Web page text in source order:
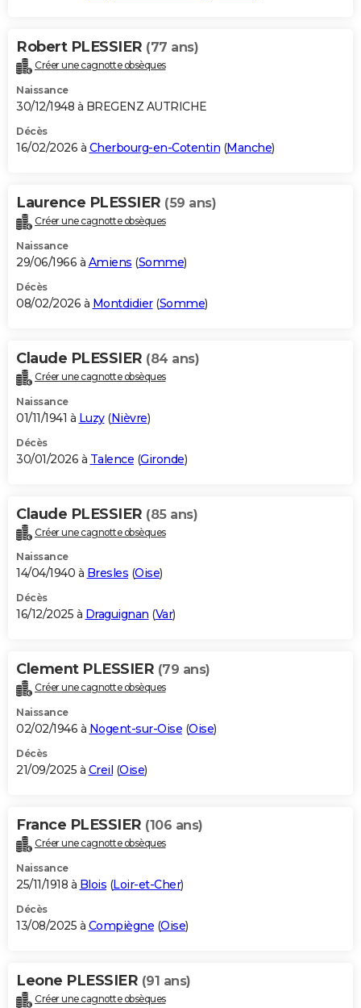
Carte de Noël
Carte Bonne année
Carte Saint-Valentin
Carte Pâques
Carte d'anniversaire
DICTIONNAIRE
Dictionnaire
Biographies
Citations
Expressions
Proverbes
PROGRAMME TV
S'inscrire
Se connecter
Lycées
Collèges
Primaires
Universités
Entreprises
Service militaire
Avis de recherche
AVIS DE DÉCÈS
Bricolage
Lifestyle
Culture
Sport
Auto
Television
Voyage
Cinema
Robert PLESSIER (77 ans)
Créer une cagnotte obsèques
Naissance
30/12/1948 à BREGENZ AUTRICHE
Décès
16/02/2026 à Cherbourg-en-Cotentin (Manche)
Laurence PLESSIER (59 ans)
Créer une cagnotte obsèques
Naissance
29/06/1966 à Amiens (Somme)
Décès
08/02/2026 à Montdidier(Somme)
Claude PLESSIER (84 ans)
Créer une cagnotte obsèques
Naissance
01/11/1941 à Luzy(Nièvre)
Décès
30/01/2026 à Talence (Gironde)
Claude PLESSIER (85 ans)
Créer une cagnotte obsèques
Naissance
14/04/1940 à Bresles (Oise)
Décès
16/12/2025 à Draguignan (Var)
Clement PLESSIER (79 ans)
Créer une cagnotte obsèques
Naissance
02/02/1946 à Nogent-sur-Oise (Oise)
Décès
21/09/2025 à Creil (Oise)
France PLESSIER (106 ans)
Créer une cagnotte obsèques
Naissance
25/11/1918 à Blois (Loir-et-Cher)
Décès
13/08/2025 à Compiègne (Oise)
Leone PLESSIER (91 ans)
Créer une cagnotte obsèques